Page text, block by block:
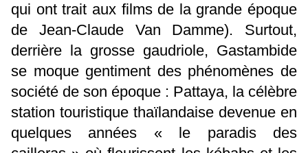
qui ont trait aux films de la grande époque
de Jean-Claude Van Damme). Surtout,
derrière la grosse gaudriole, Gastambide
se moque gentiment des phénomènes de
société de son époque : Pattaya, la célèbre
station touristique thaïlandaise devenue en
quelques années « le paradis des